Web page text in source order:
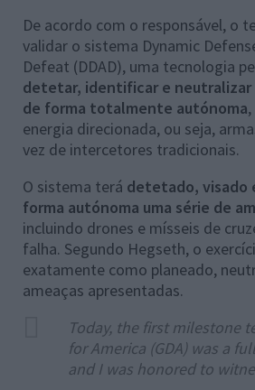
De acordo com o responsável, o
validar o sistema Dynamic
Defeat (DDAD), uma tecnologia
detetar, identificar e neutralizar
de forma totalmente autónoma
energia direcionada, ou seja,
vez de intercetores tradicionais.
O sistema terá detetado, visado
forma autónoma uma série de
incluindo drones e mísseis de
falha. Segundo Hegseth, o
exatamente como planeado,
ameaças apresentadas.
Today, the first milestone
for America (GDA) was a
and I was honored to